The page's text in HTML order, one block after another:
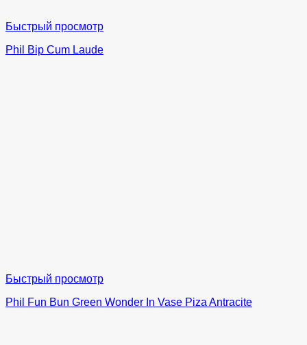
Быстрый просмотр
Phil Bip Cum Laude
Быстрый просмотр
Phil Fun Bun Green Wonder In Vase Piza Antracite